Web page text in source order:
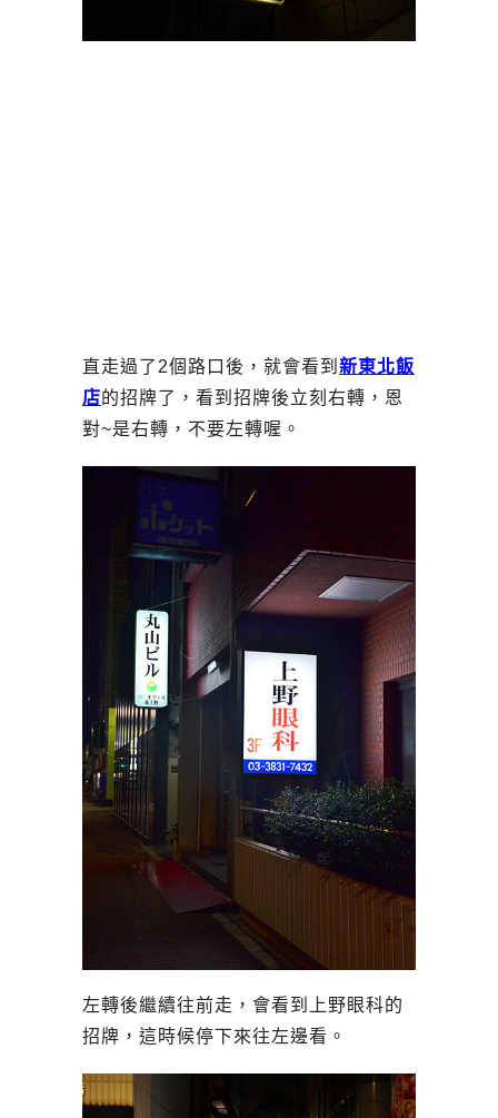
直走過了2個路口後，就會看到 新東北飯
店的招牌了，看到招牌後立刻右轉，恩
對~是右轉，不要左轉喔。
左轉後繼續往前走，會看到上野眼科的
招牌，這時候停下來往左邊看。